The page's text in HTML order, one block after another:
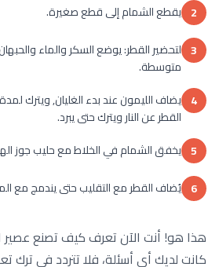
2 يقطع الشمام إلى قطع صغيرة.
3 لتحضير القطر: يوضع السكر والماء
متوسطة.
4 يضاف الليمون عند بدء الغليان, ويترك
القطر عن النار ويترك حتى يبرد.
5 يخفق الشمام في الخلاط مع حليب جوز
6 يُضاف القطر مع التقليب حتى يندمج مع
هذا هو! أنت الآن تعرف كيف تصنع عصير
كانت لديك أي أسئلة، فلا تتردد في ترك